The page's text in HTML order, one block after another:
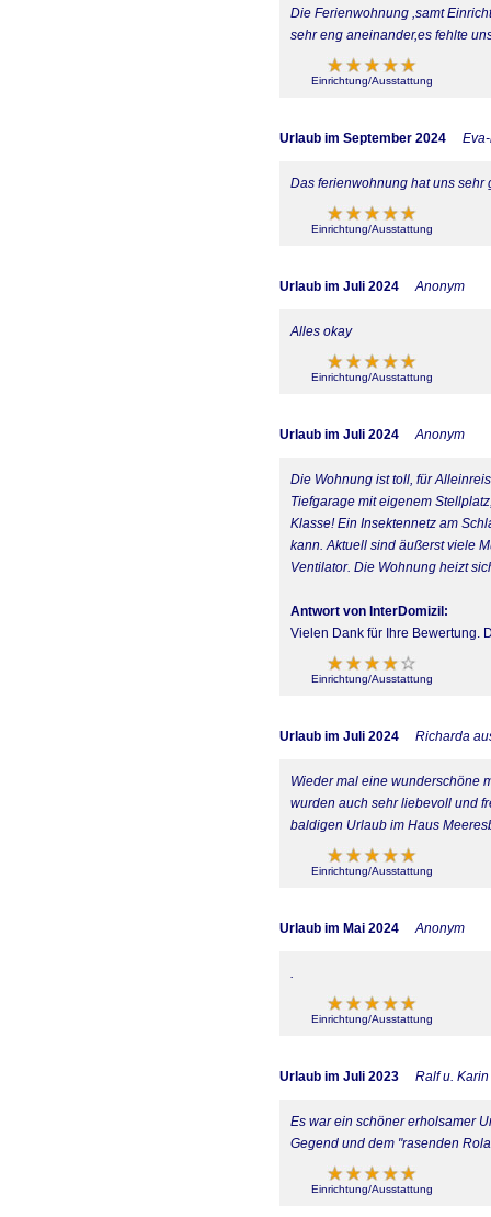
Die Ferienwohnung ,samt
sehr eng aneinander,es fehlte
Einrichtung/Ausstattung
Urlaub im September 2024
Das ferienwohnung hat uns sehr
Einrichtung/Ausstattung
Urlaub im Juli 2024 Anonym
Alles okay
Einrichtung/Ausstattung
Urlaub im Juli 2024 Anonym
Die Wohnung ist toll, für
Tiefgarage mit eigenem
Klasse! Ein Insektennetz am
kann. Aktuell sind äußerst viele
Ventilator. Die Wohnung heizt
Antwort von InterDomizil:
Vielen Dank für Ihre Bewertung.
Einrichtung/Ausstattung
Urlaub im Juli 2024 Richarda
Wieder mal eine wunderschöne
wurden auch sehr liebevoll und
baldigen Urlaub im Haus
Einrichtung/Ausstattung
Urlaub im Mai 2024 Anonym
Einrichtung/Ausstattung
Urlaub im Juli 2023 Ralf u.
Es war ein schöner erholsamer
Gegend und dem "rasenden
Einrichtung/Ausstattung